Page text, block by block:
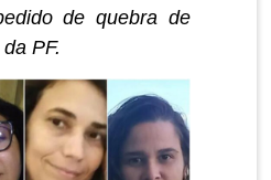
de quebra de
PF.